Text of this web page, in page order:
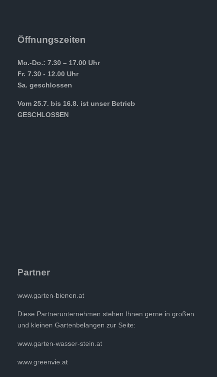
Öffnungszeiten
Mo.-Do.: 7.30 – 17.00 Uhr
Fr. 7.30 - 12.00 Uhr
Sa. geschlossen
Vom 25.7. bis 16.8. ist unser Betrieb
GESCHLOSSEN
Partner
www.garten-bienen.at
Diese Partnerunternehmen stehen Ihnen gerne in großen
und kleinen Gartenbelangen zur Seite:
www.garten-wasser-stein.at
www.greenvie.at